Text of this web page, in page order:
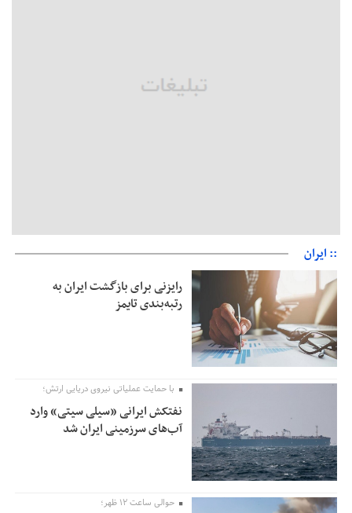
امیر اکرمی‌نیا: ارتش کاملاً آماده است
:: ایران
رایزنی برای بازگشت ایران به
رتبه‌بندی تایمز
با حمایت عملیاتی نیروی دریایی ارتش؛
نفتکش ایرانی «سیلی سیتی» وارد
آب‌های سرزمینی ایران شد
حوالی ساعت ۱۲ ظهر؛